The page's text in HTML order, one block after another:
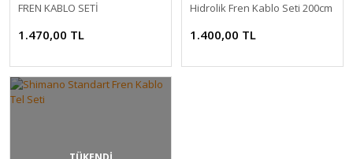
FREN KABLO SETİ
1.470,00 TL
Hidrolik Fren Kablo Seti 200cm
1.400,00 TL